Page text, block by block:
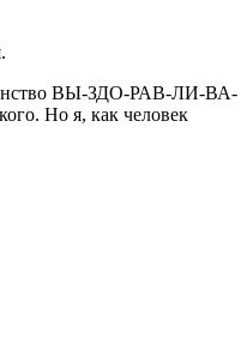
ВЫ-ЗДО-РАВ-ЛИ-ВА-
Но я, как человек